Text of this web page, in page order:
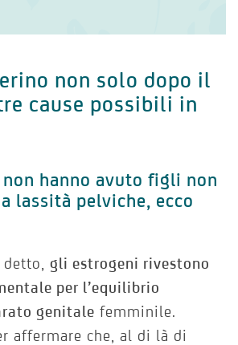
non solo dopo il
cause possibili in
non hanno avuto figli non
lassità pelviche, ecco
gli estrogeni rivestono
per l’equilibrio
genitale femminile.
affermare che, al di là di